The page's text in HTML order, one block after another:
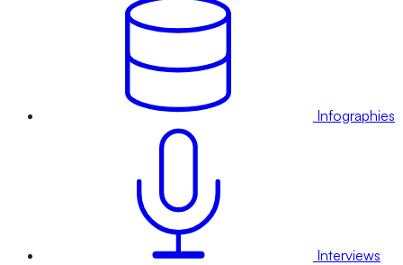
Infographies
Interviews